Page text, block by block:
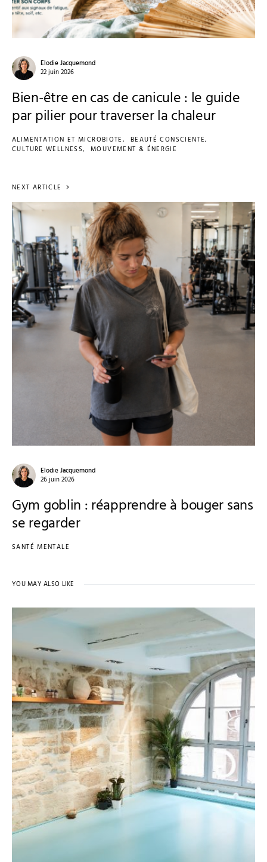
Elodie Jacquemond
22 juin 2026
Bien-être en cas de canicule : le guide
par pilier pour traverser la chaleur
ALIMENTATION ET MICROBIOTE
BEAUTÉ CONSCIENTE
CULTURE WELLNESS
MOUVEMENT & ÉNERGIE
NEXT ARTICLE
Elodie Jacquemond
26 juin 2026
Gym goblin : réapprendre à bouger sans
se regarder
SANTÉ MENTALE
YOU MAY ALSO LIKE